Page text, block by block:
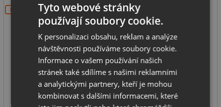
DOPRAVA ZDARMA
Concept BDC7547 chrom
Tyto webové stránky
používají soubory cookie.
K personalizaci obsahu, reklam a analýze
návštěvnosti používáme soubory cookie.
Informace o vašem používání našich
stránek také sdílíme s našimi reklamními
a analytickými partnery, kteří je mohou
kombinovat s dalšími informacemi, které